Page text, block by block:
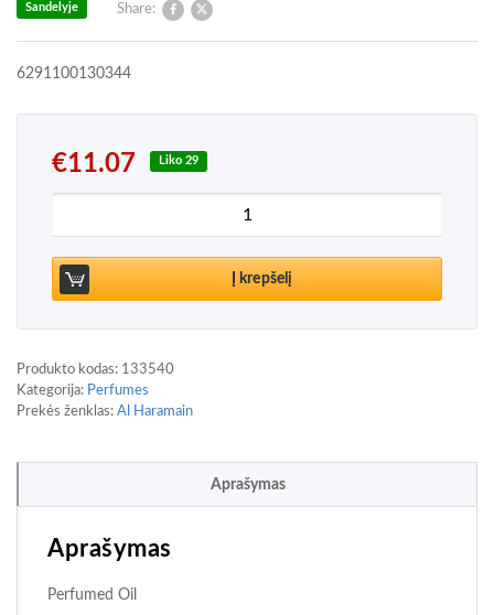
Share:
Sandelyje
6291100130344
€11.07 Liko 29
produkto kiekis: Al Haramain Narjis Perfumed Oil
Į krepšelį
Produkto kodas: 133540
Kategorija: Perfumes
Prekės ženklas: Al Haramain
Aprašymas
Aprašymas
Perfumed Oil